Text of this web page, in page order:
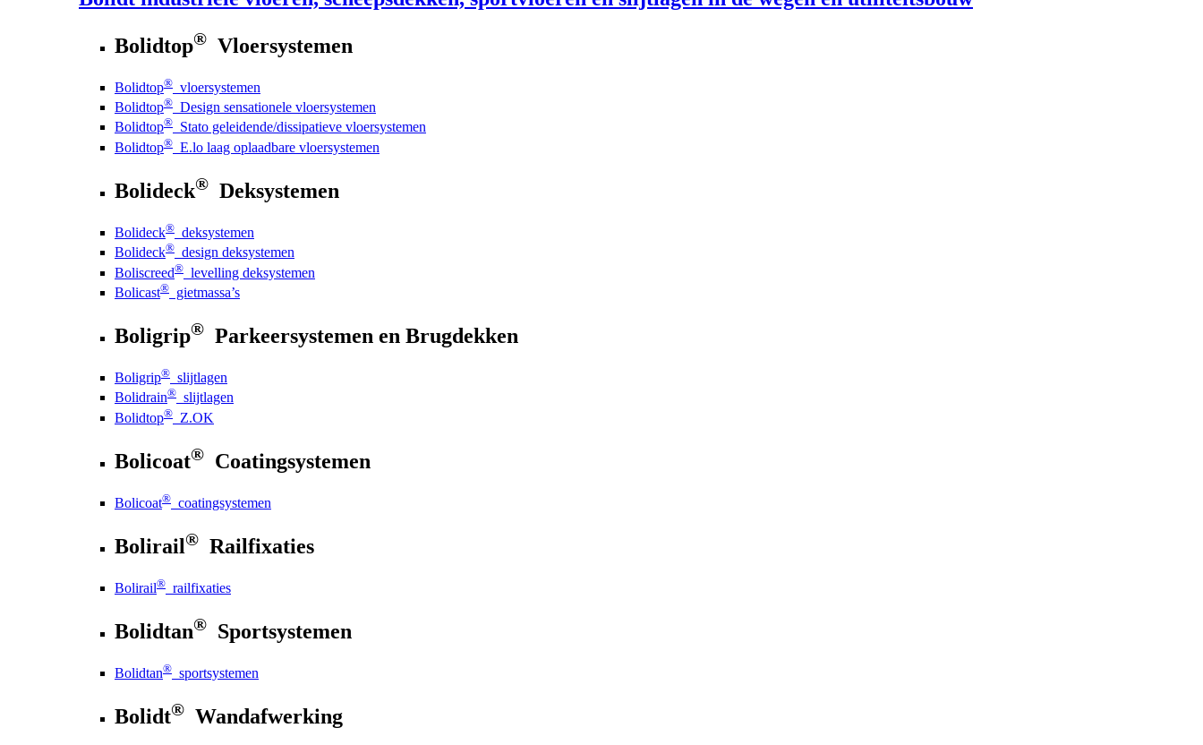
Bolidtop® Vloersystemen
Bolidtop® vloersystemen
Bolidtop® Design sensationele vloersystemen
Bolidtop® Stato geleidende/dissipatieve vloersystemen
Bolidtop® E.lo laag oplaadbare vloersystemen
Bolideck® Deksystemen
Bolideck® deksystemen
Bolideck® design deksystemen
Boliscreed® levelling deksystemen
Bolicast® gietmassa’s
Boligrip® Parkeersystemen en Brugdekken
Boligrip® slijtlagen
Bolidrain® slijtlagen
Bolidtop® Z.OK
Bolicoat® Coatingsystemen
Bolicoat® coatingsystemen
Bolirail® Railfixaties
Bolirail® railfixaties
Bolidtan® Sportsystemen
Bolidtan® sportsystemen
Bolidt® Wandafwerking